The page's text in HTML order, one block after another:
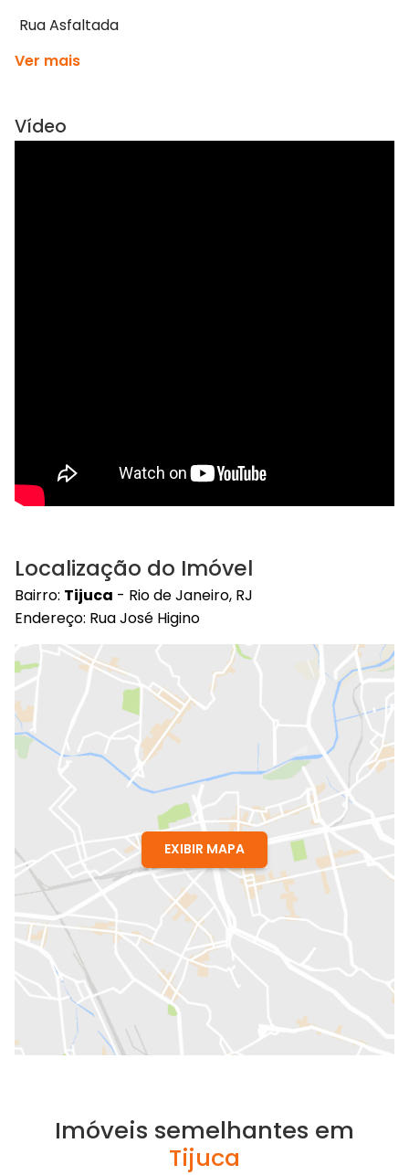
Rua Asfaltada
Ver mais
Vídeo
Localização do Imóvel
Bairro: Tijuca - Rio de Janeiro, RJ
Endereço: Rua José Higino
EXIBIR MAPA
Imóveis semelhantes em
Tijuca